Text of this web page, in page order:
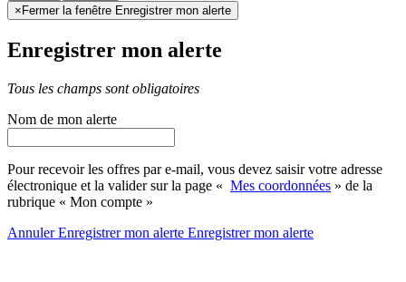
× Fermer la fenêtre Enregistrer mon alerte
Enregistrer mon alerte
Tous les champs sont obligatoires
Nom de mon alerte
Pour recevoir les offres par e-mail, vous devez saisir votre adresse
électronique et la valider sur la page « Mes coordonnées » de la
rubrique « Mon compte »
AnnulerEnregistrer mon alerte Enregistrermon alerte